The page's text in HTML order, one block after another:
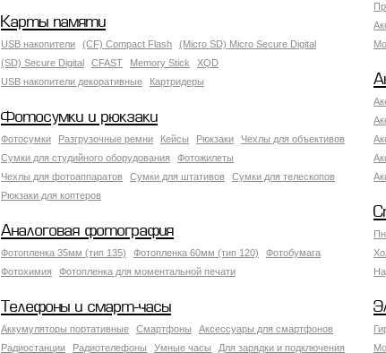
Карты памяти
USB накопители (CF) Compact Flash
(Micro SD) Micro Secure Digital
(SD) Secure Digital
CFAST Memory Stick
XQD
USB накопители декоративные
Картридеры
Фотосумки и рюкзаки
Фотосумки Разгрузочные ремни Кейсы Рюкзаки
Чехлы для объективов
Сумки для студийного оборудования
Фотожилеты
Чехлы для фотоаппаратов
Сумки для штативов
Сумки для телескопов
Рюкзаки для коптеров
Аналоговая фотография
Фотопленка 35мм (тип 135) Фотопленка 60мм (тип 120)
Фотобумага
Фотохимия
Фотопленка для моментальной печати
Телефоны и смарт-часы
Аккумуляторы портативные Смартфоны
Аксессуары для смартфонов
Радиостанции
Радиотелефоны Умные часы
Для зарядки и подключения